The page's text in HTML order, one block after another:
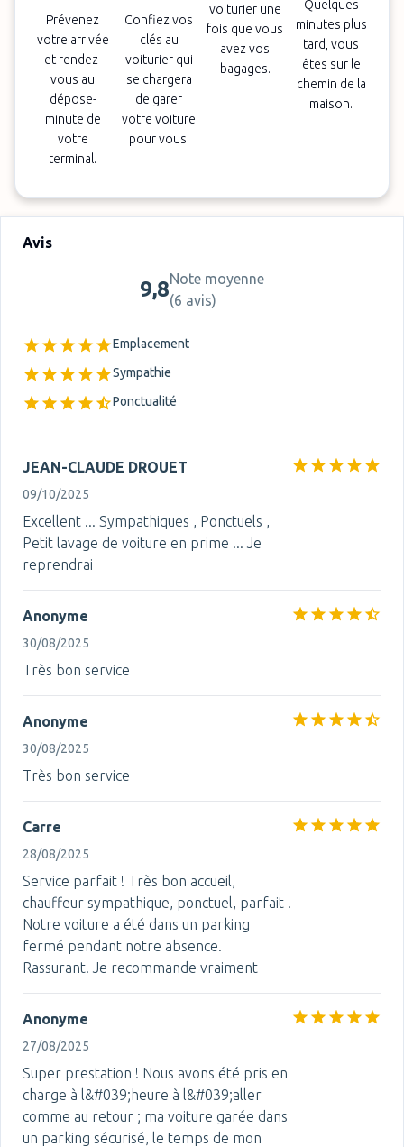
Prévenez
votre arrivée
et rendez-
vous au
dépose-
minute de
votre
terminal.
Confiez vos
clés au
voiturier qui
se chargera
de garer
votre voiture
pour vous.
voiturier une
fois que vous
avez vos
bagages.
Quelques
minutes plus
tard, vous
êtes sur le
chemin de la
maison.
Avis
9,8Note moyenne
(6 avis)
Emplacement
Sympathie
Ponctualité
JEAN-CLAUDE DROUET
09/10/2025
Excellent ... Sympathiques , Ponctuels ,
Petit lavage de voiture en prime ... Je
reprendrai
Anonyme
30/08/2025
Très bon service
Anonyme
30/08/2025
Très bon service
Carre
28/08/2025
Service parfait ! Très bon accueil,
chauffeur sympathique, ponctuel, parfait !
Notre voiture a été dans un parking
fermé pendant notre absence.
Rassurant. Je recommande vraiment
Anonyme
27/08/2025
Super prestation ! Nous avons été pris en
charge à l&#039;heure à l&#039;aller
comme au retour ; ma voiture garée dans
un parking sécurisé, le temps de mon